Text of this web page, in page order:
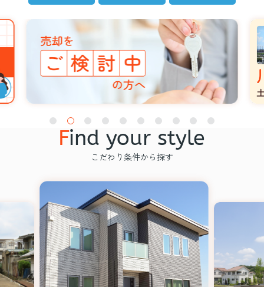
Find your style
こだわり条件から探す